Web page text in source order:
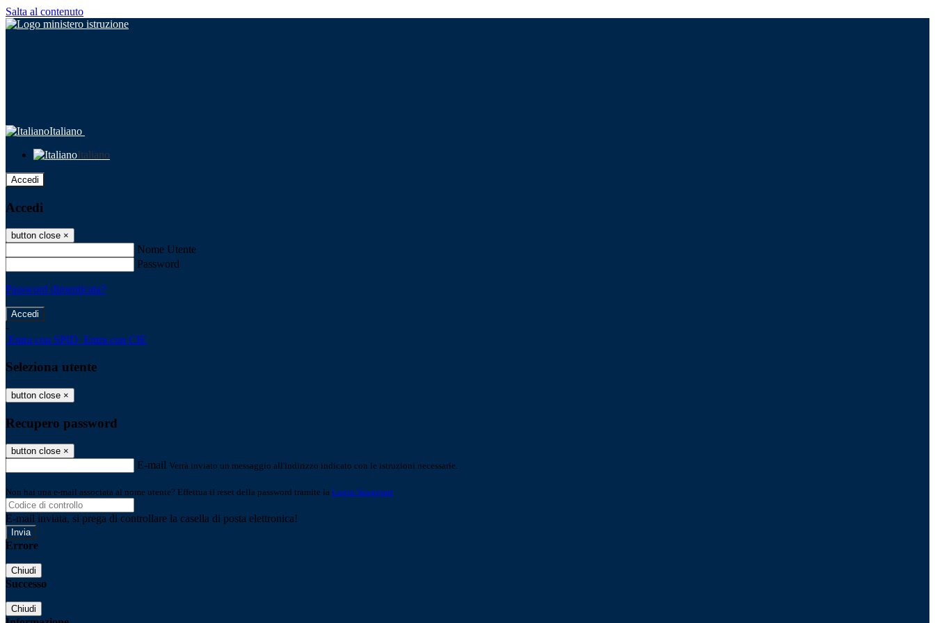
Salta al contenuto
Italiano
Italiano
Accedi
Accedi
button close ×
Nome Utente
Password
Password dimenticata?
-
Entra con SPID Entra con CIE
Seleziona utente
button close ×
Recupero password
button close ×
E-mail Verrà inviato un messaggio all'indirizzo indicato con le istruzioni necessarie.
Non hai una e-mail associata al nome utente? Effettua il reset della password tramite la Login Spaggiari
E-mail inviata, si prega di controllare la casella di posta elettronica!
Errore
Chiudi
Successo
Chiudi